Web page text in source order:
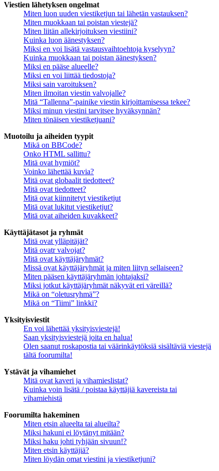
Viestien lähetyksen ongelmat
Miten luon uuden viestiketjun tai lähetän vastauksen?
Miten muokkaan tai poistan viestejä?
Miten liitän allekirjoituksen viestiini?
Kuinka luon äänestyksen?
Miksi en voi lisätä vastausvaihtoehtoja kyselyyn?
Kuinka muokkaan tai poistan äänestyksen?
Miksi en pääse alueelle?
Miksi en voi liittää tiedostoja?
Miksi sain varoituksen?
Miten ilmoitan viestin valvojalle?
Mitä “Tallenna”-painike viestin kirjoittamisessa tekee?
Miksi minun viestini tarvitsee hyväksynnän?
Miten tönäisen viestiketjuani?
Muotoilu ja aiheiden tyypit
Mikä on BBCode?
Onko HTML sallittu?
Mitä ovat hymiöt?
Voinko lähettää kuvia?
Mitä ovat globaalit tiedotteet?
Mitä ovat tiedotteet?
Mitä ovat kiinnitetyt viestiketjut
Mitä ovat lukitut viestiketjut?
Mitä ovat aiheiden kuvakkeet?
Käyttäjätasot ja ryhmät
Mitä ovat ylläpitäjät?
Mitä ovatr valvojat?
Mitä ovat käyttäjäryhmät?
Missä ovat käyttäjäryhmät ja miten liityn sellaiseen?
Miten pääsen käyttäjäryhmän johtajaksi?
Miksi jotkut käyttäjäryhmät näkyvät eri väreillä?
Mikä on “oletusryhmä”?
Mikä on “Tiimi” linkki?
Yksityisviestit
En voi lähettää yksityisviestejä!
Saan yksityisviestejä joita en halua!
Olen saanut roskapostia tai väärinkäytöksiä sisältäviä viestejä
tältä foorumilta!
Ystävät ja vihamiehet
Mitä ovat kaveri ja vihamieslistat?
Kuinka voin lisätä / poistaa käyttäjiä kavereista tai
vihamiehistä
Foorumilta hakeminen
Miten etsin alueelta tai alueilta?
Miksi hakuni ei löytänyt mitään?
Miksi haku johti tyhjään sivuun!?
Miten etsin käyttäjiä?
Miten löydän omat viestini ja viestiketjuni?